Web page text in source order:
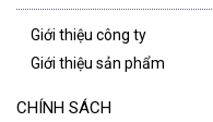
Giới thiệu công ty
Giới thiệu sản phẩm
CHÍNH SÁCH